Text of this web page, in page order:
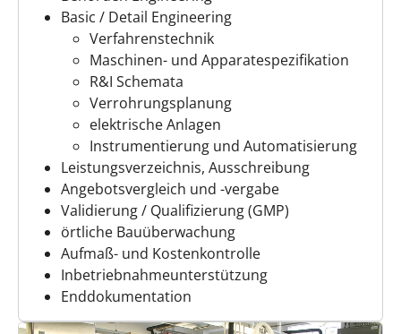
Basic / Detail Engineering
Verfahrenstechnik
Maschinen- und Apparatespezifikation
R&I Schemata
Verrohrungsplanung
elektrische Anlagen
Instrumentierung und Automatisierung
Leistungsverzeichnis, Ausschreibung
Angebotsvergleich und -vergabe
Validierung / Qualifizierung (GMP)
örtliche Bauüberwachung
Aufmaß- und Kostenkontrolle
Inbetriebnahmeunterstützung
Enddokumentation